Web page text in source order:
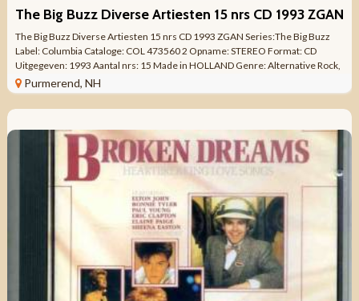
The Big Buzz Diverse Artiesten 15 nrs CD 1993 ZGAN
The Big Buzz Diverse Artiesten 15 nrs CD 1993 ZGAN Series:The Big Buzz
Label: Columbia Cataloge: COL 473560 2 Opname: STEREO Format: CD
Uitgegeven: 1993 Aantal nrs: 15 Made in HOLLAND Genre: Alternative Rock,
Funk Metal, ...
Purmerend, NH